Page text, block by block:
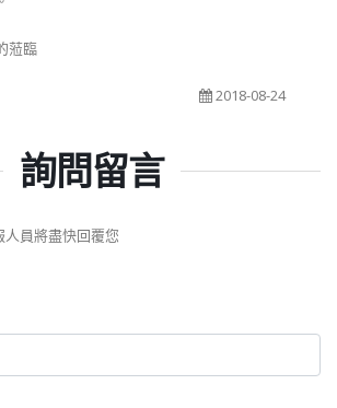
蒞臨
2018-08-24
詢問留言
員將盡快回覆您